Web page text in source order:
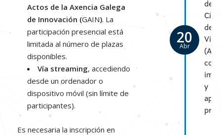
Actos de la Axencia Galega
de Innovación (GAIN). La
participación presencial está
limitada al número de plazas
disponibles.
Vía streaming, accediendo
desde un ordenador o
dispositivo móvil (sin límite de
participantes).
Es necesaria la inscripción en
20
Abr
del
de
Vida
y